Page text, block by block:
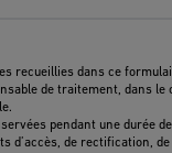
recueillies dans ce
de traitement, dans le
pendant une durée
d’accès, de rectification,